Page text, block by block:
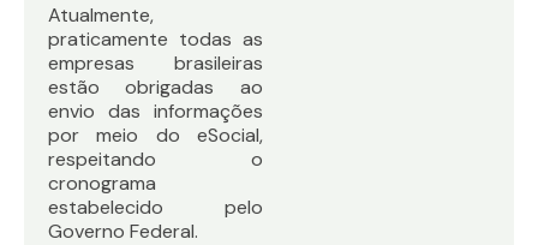
Atualmente,
praticamente todas as
empresas brasileiras
estão obrigadas ao
envio das informações
por meio do eSocial,
respeitando o
cronograma
estabelecido pelo
Governo Federal.